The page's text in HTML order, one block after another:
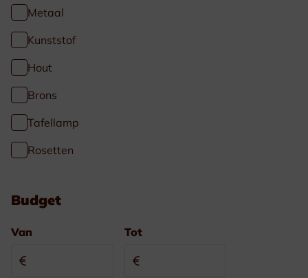
Metaal
Kunststof
Hout
Brons
Tafellamp
Rosetten
Budget
Van Tot